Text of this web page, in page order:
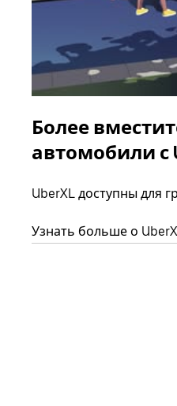
Более
автомобили с
UberXL доступны для
Узнать больше о